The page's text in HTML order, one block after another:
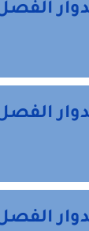
الفصل
الفصل